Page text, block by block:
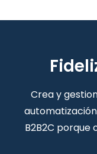
Crea y
B2B2C